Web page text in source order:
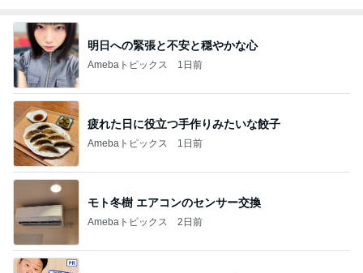
明日への緊張と不安と穏やかな心
Amebaトピックス 1日前
疲れた日に役立つ手作りみたいな餃子
Amebaトピックス 1日前
モト冬樹 エアコンのセンサー交換
Amebaトピックス 2日前